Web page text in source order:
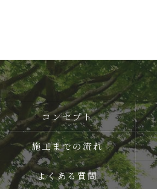
コンセプト
施工までの流れ
よくある質問